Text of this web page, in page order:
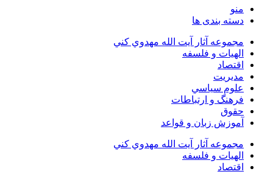
منو
دسته بندی ها
مجموعه آثار آيت الله مهدوي كني
الهیات و فلسفه
اقتصاد
مديريت
علوم سياسي
فرهنگ و ارتباطات
حقوق
آموزش زبان و قواعد
مجموعه آثار آيت الله مهدوي كني
الهیات و فلسفه
اقتصاد